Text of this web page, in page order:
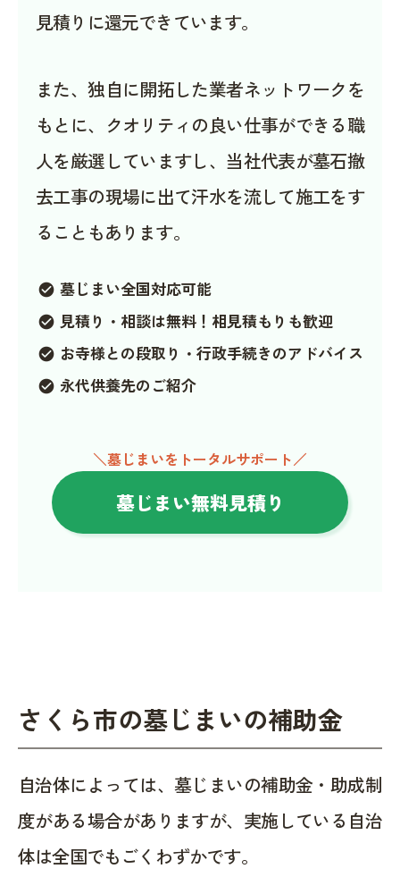
見積りに還元できています。
また、独自に開拓した業者ネットワークを
もとに、クオリティの良い仕事ができる職
人を厳選していますし、当社代表が墓石撤
去工事の現場に出て汗水を流して施工をす
ることもあります。
check_circle 墓じまい全国対応可能
check_circle 見積り・相談は無料！相見積もりも歓迎
check_circle お寺様との段取り・行政手続きのアドバイス
check_circle 永代供養先のご紹介
＼墓じまいをトータルサポート／
墓じまい無料見積り
さくら市の墓じまいの補助金
自治体によっては、墓じまいの補助金・助成制
度がある場合がありますが、実施している自治
体は全国でもごくわずかです。